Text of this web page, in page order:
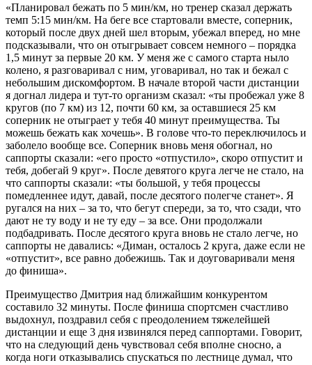
«Планировал бежать по 5 мин/км, но тренер сказал держать
темп 5:15 мин/км. На беге все стартовали вместе, соперник,
который после двух дней шел вторым, убежал вперед, но мне
подсказывали, что он отыгрывает совсем немного – порядка
1,5 минут за первые 20 км. У меня же с самого старта ныло
колено, я разговаривал с ним, уговаривал, но так и бежал с
небольшим дискомфортом. В начале второй части дистанции
я догнал лидера и тут-то организм сказал: «ты пробежал уже 8
кругов (по 7 км) из 12, почти 60 км, за оставшиеся 25 км
соперник не отыграет у тебя 40 минут преимущества. Ты
можешь бежать как хочешь». В голове что-то переключилось и
заболело вообще все. Соперник вновь меня обогнал, но
саппорты сказали: «его просто «отпустило», скоро отпустит и
тебя, добегай 9 круг». После девятого круга легче не стало, на
что саппорты сказали: «ты большой, у тебя процессы
помедленнее идут, давай, после десятого полегче станет». Я
ругался на них – за то, что бегут спереди, за то, что сзади, что
дают не ту воду и не ту еду – за все. Они продолжали
подбадривать. После десятого круга вновь не стало легче, но
саппорты не давались: «Диман, осталось 2 круга, даже если не
«отпустит», все равно добежишь. Так и доуговаривали меня
до финиша».
Преимущество Дмитрия над ближайшим конкурентом
составило 32 минуты. После финиша спортсмен счастливо
выдохнул, поздравил себя с преодолением тяжелейшей
дистанции и еще 3 дня извинялся перед саппортами. Говорит,
что на следующий день чувствовал себя вполне сносно, а
когда ноги отказывались спускаться по лестнице думал, что